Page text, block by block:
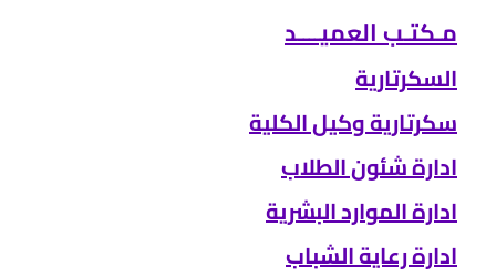
مـكتـب العميــــد
السكرتارية
سكرتارية وكيل الكلية
ادارة شئون الطلاب
ادارة الموارد البشرية
ادارة رعاية الشباب